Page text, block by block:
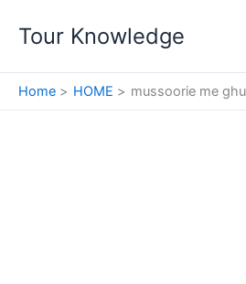
Tour Knowledge
Home HOME mussoorie me